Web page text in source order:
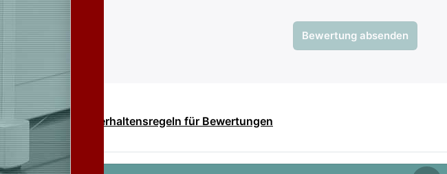
Bewertung absenden
Verhaltensregeln für Bewertungen